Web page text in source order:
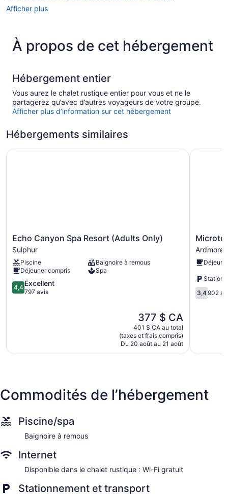
Afficher plus
À propos de cet hébergement
Hébergement entier
Vous aurez le chalet rustique entier pour vous et ne le
partagerez qu’avec d’autres voyageurs de votre groupe.
Afficher plus d’information sur cet hébergement
Hébergements similaires
Echo
Canyon
Spa
Resort
(Adults
Only)
Sulphur
Echo Canyon Spa Resort (Adults Only)
Sulphur
Piscine
Baignoire à remous
Déjeuner compris
Spa
4.4
sur
4,4 Excellent
797 avis
Le
prix
est
de
377 $ CA
377 $ CA
401 $ CA au total
(taxes et frais compris)
Du 20 août au 21 août
Echo Canyon Spa Resort (Adults Only)
Microtel
Inn
&
Suites
Wyndham
Ardmore
Ardmore
Ardmore
3.4
sur
3,4902
Microtel
Commodités de l’hébergement
Piscine/spa
Baignoire à remous
Internet
Disponible dans le chalet rustique : Wi-Fi gratuit
Stationnement et transport